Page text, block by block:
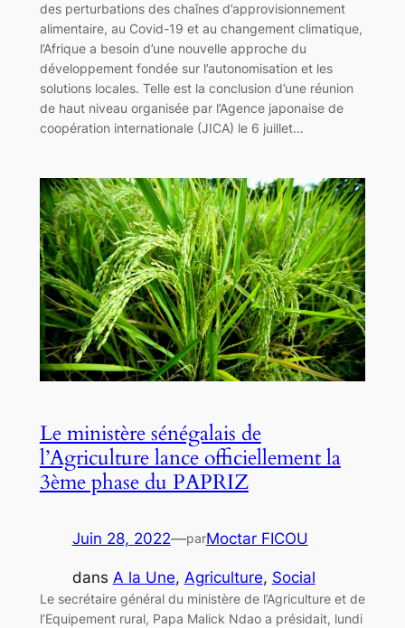
des perturbations des chaînes d’approvisionnement
alimentaire, au Covid-19 et au changement climatique,
l’Afrique a besoin d’une nouvelle approche du
développement fondée sur l’autonomisation et les
solutions locales. Telle est la conclusion d’une réunion
de haut niveau organisée par l’Agence japonaise de
coopération internationale (JICA) le 6 juillet…
Le ministère sénégalais de
l’Agriculture lance officiellement la
3ème phase du PAPRIZ
Juin 28, 2022—parMoctar FICOU
dans A la Une, Agriculture, Social
Le secrétaire général du ministère de l’Agriculture et de
l’Equipement rural, Papa Malick Ndao a présidait, lundi